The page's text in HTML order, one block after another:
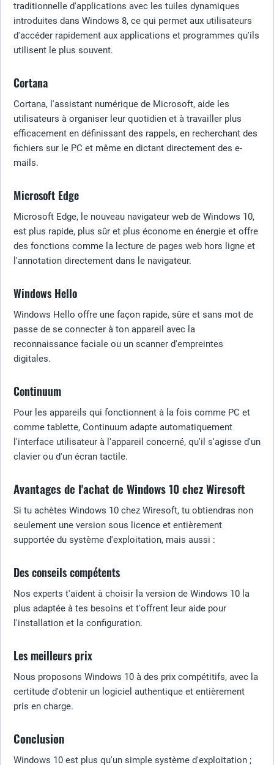
traditionnelle d'applications avec les tuiles dynamiques
introduites dans Windows 8, ce qui permet aux utilisateurs
d'accéder rapidement aux applications et programmes qu'ils
utilisent le plus souvent.
Cortana
Cortana, l'assistant numérique de Microsoft, aide les
utilisateurs à organiser leur quotidien et à travailler plus
efficacement en définissant des rappels, en recherchant des
fichiers sur le PC et même en dictant directement des e-
mails.
Microsoft Edge
Microsoft Edge, le nouveau navigateur web de Windows 10,
est plus rapide, plus sûr et plus économe en énergie et offre
des fonctions comme la lecture de pages web hors ligne et
l'annotation directement dans le navigateur.
Windows Hello
Windows Hello offre une façon rapide, sûre et sans mot de
passe de se connecter à ton appareil avec la
reconnaissance faciale ou un scanner d'empreintes
digitales.
Continuum
Pour les appareils qui fonctionnent à la fois comme PC et
comme tablette, Continuum adapte automatiquement
l'interface utilisateur à l'appareil concerné, qu'il s'agisse d'un
clavier ou d'un écran tactile.
Avantages de l'achat de Windows 10 chez Wiresoft
Si tu achètes Windows 10 chez Wiresoft, tu obtiendras non
seulement une version sous licence et entièrement
supportée du système d'exploitation, mais aussi :
Des conseils compétents
Nos experts t'aident à choisir la version de Windows 10 la
plus adaptée à tes besoins et t'offrent leur aide pour
l'installation et la configuration.
Les meilleurs prix
Nous proposons Windows 10 à des prix compétitifs, avec la
certitude d'obtenir un logiciel authentique et entièrement
pris en charge.
Conclusion
Windows 10 est plus qu'un simple système d'exploitation ;